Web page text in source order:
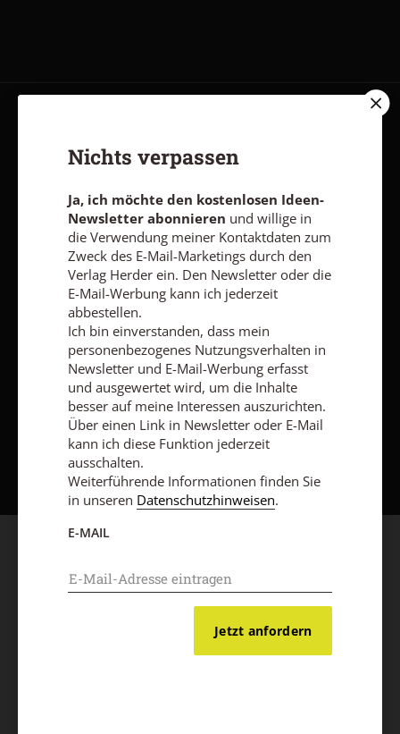
Impressum
Vertrag widerrufen Abo online kündigen
Nach oben
Nichts verpassen
Ja, ich möchte den kostenlosen Ideen-
Newsletter abonnieren und willige in
die Verwendung meiner Kontaktdaten zum
Zweck des E-Mail-Marketings durch den
Verlag Herder ein. Den Newsletter oder die
E-Mail-Werbung kann ich jederzeit
abbestellen.
Ich bin einverstanden, dass mein
personenbezogenes Nutzungsverhalten in
Newsletter und E-Mail-Werbung erfasst
und ausgewertet wird, um die Inhalte
besser auf meine Interessen auszurichten.
Über einen Link in Newsletter oder E-Mail
kann ich diese Funktion jederzeit
ausschalten.
Weiterführende Informationen finden Sie
in unseren Datenschutzhinweisen.
E-MAIL
Jetzt anfordern